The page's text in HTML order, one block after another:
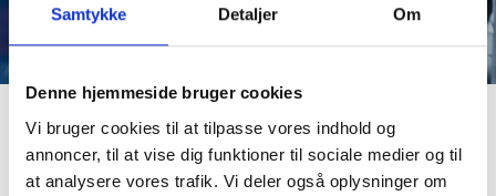
Samtykke Detaljer Om
Denne hjemmeside bruger cookies
Vi bruger cookies til at tilpasse vores indhold og
annoncer, til at vise dig funktioner til sociale medier og til
at analysere vores trafik. Vi deler også oplysninger om
Mekanisk montage
Her bygges og forenes alle nyproducerede maskindele,
indkøbte kvalitets normdele og maskinstativer til en
mekanisk færdigmonteret maskine.